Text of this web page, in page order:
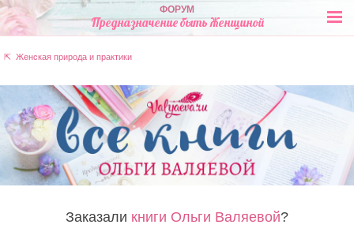
ФОРУМ
Предназначение быть Женщиной
⇱ Женская природа и практики
Заказали книги Ольги Валяевой?